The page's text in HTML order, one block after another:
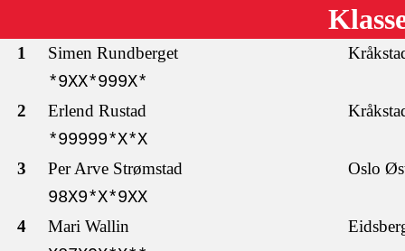
1 Simen Rundberget
*9XX*999X*
2 Erlend Rustad
*99999*X*X
3 Per Arve Strømstad Oslo
98X9*X*9XX
4 Mari Wallin